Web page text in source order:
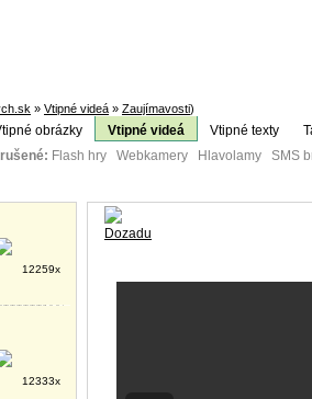
» Vtipné videá » Zaujímavosti)
obrázky Vtipné videá Vtipné texty
Flash hry Webkamery Hlavolamy SMS
12259x
12333x